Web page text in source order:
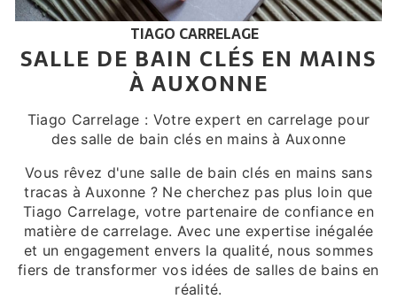
TIAGO CARRELAGE
SALLE DE BAIN CLÉS EN MAINS
À AUXONNE
Tiago Carrelage : Votre expert en carrelage pour
des salle de bain clés en mains à Auxonne
Vous rêvez d'une salle de bain clés en mains sans
tracas à Auxonne ? Ne cherchez pas plus loin que
Tiago Carrelage, votre partenaire de confiance en
matière de carrelage. Avec une expertise inégalée
et un engagement envers la qualité, nous sommes
fiers de transformer vos idées de salles de bains en
réalité.